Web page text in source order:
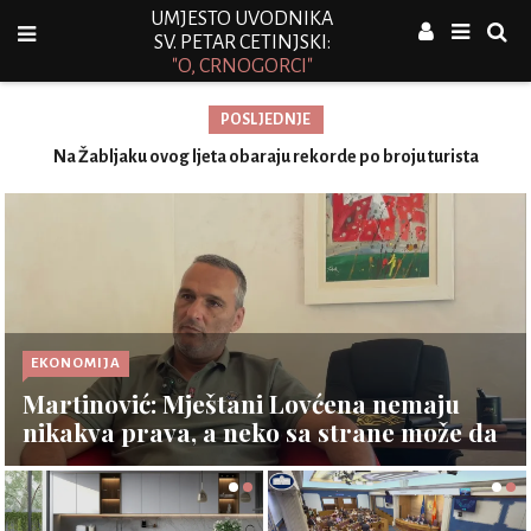
UMJESTO UVODNIKA
SV. PETAR CETINJSKI:
"O, CRNOGORCI"
POSLJEDNJE
Na Žabljaku ovog ljeta obaraju rekorde po broju turista
EKONOMIJA
Martinović: Mještani Lovćena nemaju
nikakva prava, a neko sa strane može da
investira